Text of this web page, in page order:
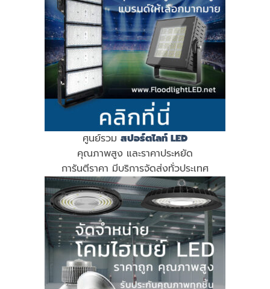
ศูนย์รวม สปอร์ตไลท์ LED
คุณภาพสูง และราคาประหยัด
การันตีราคา มีบริการจัดส่งทั่วประเทศ